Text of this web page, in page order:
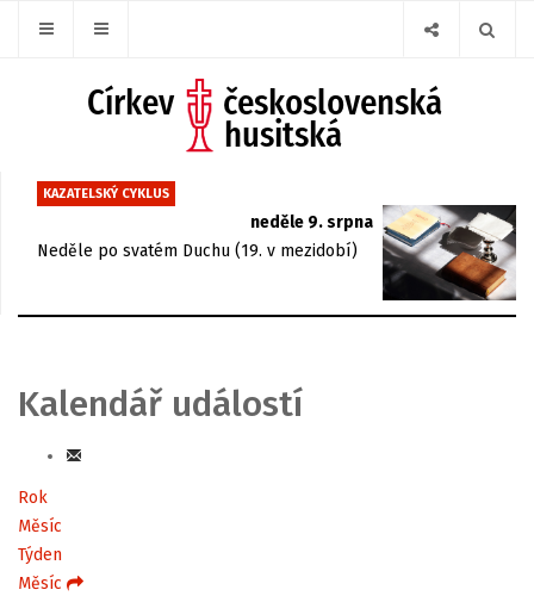
KAZATELSKÝ CYKLUS
neděle 9. srpna
Neděle po svatém Duchu (19. v mezidobí)
Kalendář událostí
Rok
Měsíc
Týden
Měsíc